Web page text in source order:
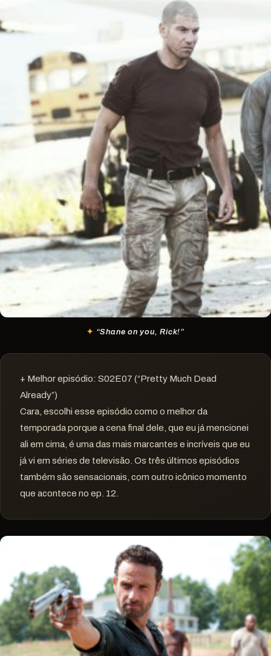
“Shane on you, Rick!”
+ Melhor episódio: S02E07 (“Pretty Much Dead
Already”)
Cara, escolhi esse episódio como o melhor da
temporada porque a cena final dele, que eu já mencionei
ali em cima, é uma das mais marcantes e incríveis que eu
já vi em séries de televisão. Os três últimos episódios
também são sensacionais, com outro icônico momento
que acontece no ep. 12.